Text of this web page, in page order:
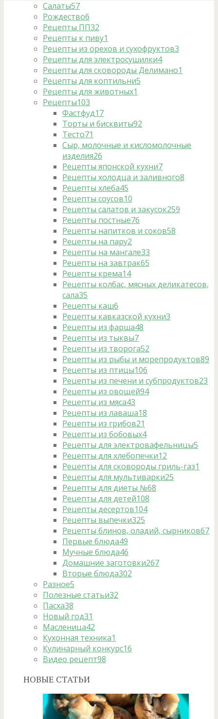
Салаты57
Рождество6
Рецепты ПП32
Рецепты к пиву1
Рецепты из орехов и сухофруктов3
Рецепты для электросушилки4
Рецепты для сковороды Делимано1
Рецепты для коптильни5
Рецепты для животных1
Рецепты103
Фастфуд17
Торты и бисквиты92
Тесто71
Сыр, молочные и кисломолочные
изделия26
Рецепты японской кухни7
Рецепты холодца и заливного8
Рецепты хлеба45
Рецепты соусов10
Рецепты салатов и закусок259
Рецепты постные76
Рецепты напитков и соков58
Рецепты на пару2
Рецепты на мангале33
Рецепты на завтрак65
Рецепты крема14
Рецепты колбас, мясных деликатесов,
сала35
Рецепты каш6
Рецепты кавказской кухни3
Рецепты из фарша48
Рецепты из тыквы7
Рецепты из творога52
Рецепты из рыбы и морепродуктов89
Рецепты из птицы106
Рецепты из печени и субпродуктов23
Рецепты из овощей94
Рецепты из мяса43
Рецепты из лаваша18
Рецепты из грибов21
Рецепты из бобовых4
Рецепты для электровафельницы5
Рецепты для хлебопечки12
Рецепты для сковороды гриль-газ1
Рецепты для мультиварки25
Рецепты для диеты №68
Рецепты для детей108
Рецепты десертов104
Рецепты выпечки325
Рецепты блинов, оладий, сырников67
Первые блюда49
Мучные блюда46
Домашние заготовки267
Вторые блюда302
Разное5
Полезные статьи32
Пасха38
Новый год31
Масленица42
Кухонная техника1
Кулинарный конкурс16
Видео рецепт98
НОВЫЕ СТАТЬИ